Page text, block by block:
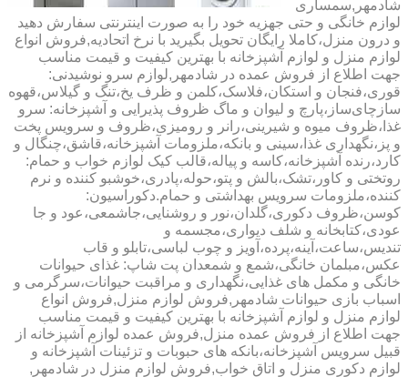
شادمهر,سمساری
لوازم خانگی و حتی جهزیه خود را به صورت اینترنتی سفارش دهید
و درون منزل،کاملا رایگان تحویل بگیرید با نرخ اتحادیه,فروش انواع
لوازم منزل و لوازم آشپزخانه با بهترین کیفیت و قیمت مناسب
جهت اطلاع از فروش عمده در شادمهر,لوازم سرو نوشیدنی:
قوری،فنجان و استکان،فلاسک،کلمن و ظرف یخ،تنگ و گیلاس،قهوه
سازچای‌ساز،پارچ و لیوان و ماگ ظروف پذیرایی و آشپزخانه: سرو
غذا،ظروف میوه و شیرینی،رانر و رومیزی،ظروف و سرویس پخت
و پز،نگهداری غذا،سینی و بانکه،ملزومات آشپزخانه،قاشق،چنگال و
کارد،رنده آشپزخانه،کاسه و پیاله،قالب کیک لوازم خواب و حمام:
روتختی و کاور،تشک،بالش و پتو،حوله،پادری،خوشبو کننده و نرم
کننده،ملزومات سرویس بهداشتی و حمام.دکوراسیون:
کوسن،ظروف دکوری،گلدان،نور و روشنایی،جاشمعی،عود و جا
عودی،کتابخانه و شلف دیواری،مجسمه و
تندیس،ساعت،آینه،پرده،آویز و چوب لباسی،تابلو و قاب
عکس،مبلمان خانگی،شمع و شمعدان پت شاپ: غذای حیوانات
خانگی و مکمل های غذایی،نگهداری و مراقبت حیوانات،سرگرمی و
اسباب بازی حیوانات شادمهر,فروش لوازم منزل,فروش انواع
لوازم منزل و لوازم آشپزخانه با بهترین کیفیت و قیمت مناسب
جهت اطلاع از فروش عمده منزل,فروش عمده لوازم آشپزخانه از
قبیل سرویس آشپزخانه،بانکه های حبوبات و تزئینات آشپزخانه و
لوازم دکوری منزل و اتاق خواب,فروش لوازم منزل در شادمهر,